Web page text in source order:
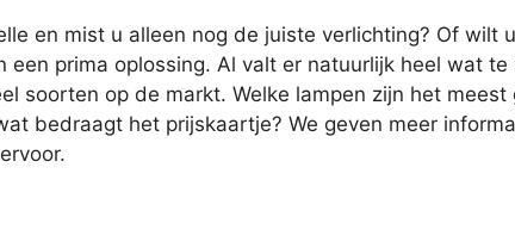
en mist u alleen nog de juiste verlichting? Of wilt
prima oplossing. Al valt er natuurlijk heel wat
soorten op de markt. Welke lampen zijn het
bedraagt het prijskaartje? We geven meer